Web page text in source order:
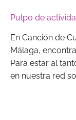
Pulpo de
En Canción de
Málaga,
Para estar al
en nuestra red